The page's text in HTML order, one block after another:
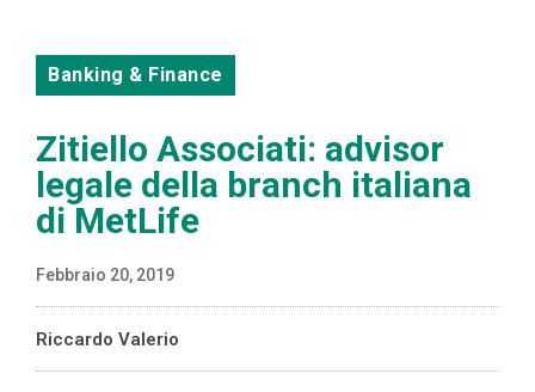
Banking & Finance
Zitiello Associati: advisor
legale della branch italiana
di MetLife
Febbraio 20, 2019
Riccardo Valerio